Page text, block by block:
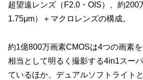
超望遠レンズ（F2.0・OIS）、約200
1.75μm）＋マクロレンズの構成。
約1億800万画素CMOSは4つの画素
相当として明るく撮影する4in1スー
ているほか、デュアルソフトライト